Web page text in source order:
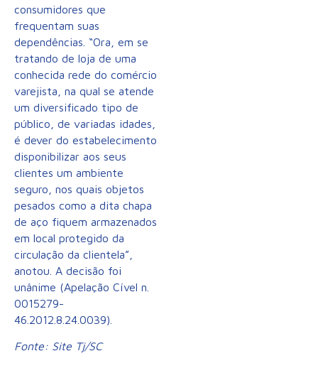
consumidores que
frequentam suas
dependências. “Ora, em se
tratando de loja de uma
conhecida rede do comércio
varejista, na qual se atende
um diversificado tipo de
público, de variadas idades,
é dever do estabelecimento
disponibilizar aos seus
clientes um ambiente
seguro, nos quais objetos
pesados como a dita chapa
de aço fiquem armazenados
em local protegido da
circulação da clientela”,
anotou. A decisão foi
unânime (Apelação Cível n.
0015279-
46.2012.8.24.0039).
Fonte: Site Tj/SC